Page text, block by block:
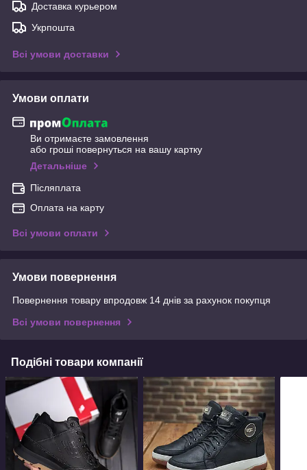
Доставка курьером
Укрпошта
Всі умови доставки
Умови оплати
Ви отримаєте замовлення
або гроші повернуться на вашу картку
Детальніше
Післяплата
Оплата на карту
Всі умови оплати
Умови повернення
Повернення товару впродовж 14 днів за рахунок покупця
Всі умови повернення
Подібні товари компанії